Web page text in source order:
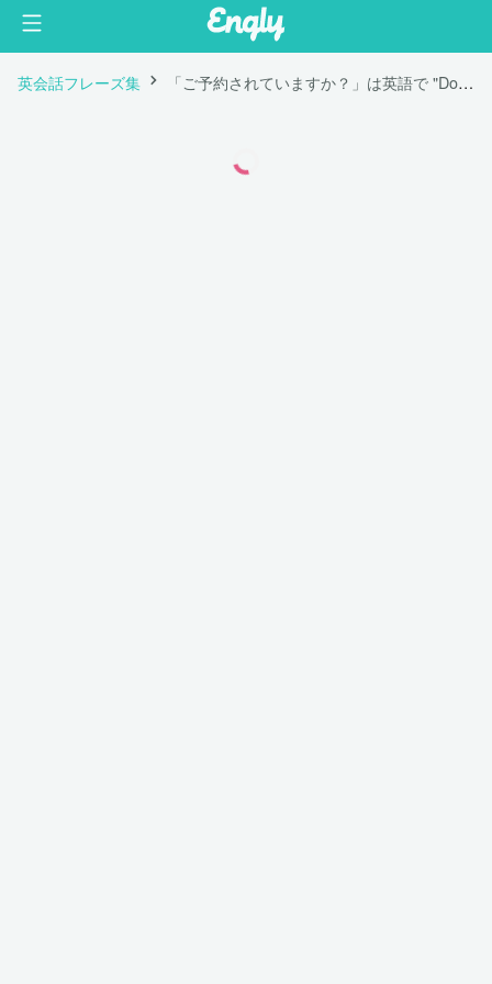
英会話フレーズ集 「ご予約されていますか？」は英語で "Do you have an appointment?"